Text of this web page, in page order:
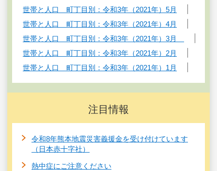
世帯と人口 町丁目別：令和3年（2021年）5月
世帯と人口 町丁目別：令和3年（2021年）4月
世帯と人口 町丁目別：令和3年（2021年）3月
世帯と人口 町丁目別：令和3年（2021年）2月
世帯と人口 町丁目別：令和3年（2021年）1月
注目情報
令和8年熊本地震災害義援金を受け付けています
（日本赤十字社）
熱中症にご注意ください